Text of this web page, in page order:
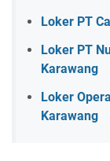
Loker PT
Loker PT
Karawang
Loker
Karawang